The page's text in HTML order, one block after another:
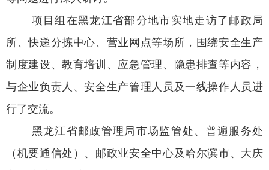
项目组在黑龙江省部分地市实地走访了邮政局
所、快递分拣中心、营业网点等场所，围绕安全生产
制度建设、教育培训、应急管理、隐患排查等内容，
与企业负责人、安全生产管理人员及一线操作人员进
行了交流。
黑龙江省邮政管理局市场监管处、普遍服务处
（机要通信处）、邮政业安全中心及哈尔滨市、大庆